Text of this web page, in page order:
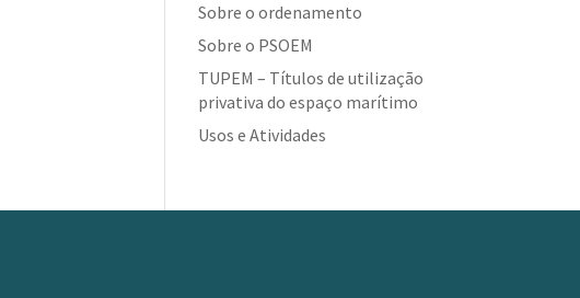
Sobre o ordenamento
Sobre o PSOEM
TUPEM – Títulos de utilização
privativa do espaço marítimo
Usos e Atividades